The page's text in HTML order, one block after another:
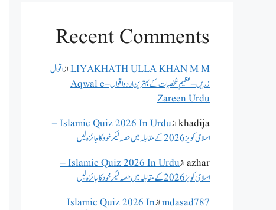
Recent Comments
LIYAKHATH ULLA KHAN M Mازاقوال
زریں – عظیم شخصیات کے بہترین اردو اقوال – Aqwal e
Zareen Urdu
khadijaاز
Islamic Quiz 2026 In Urdu –
اسلامی کویز 2026 کے مقابلہ میں حصہ لیکر خود کا جائزہ لیں
azharاز
Islamic Quiz 2026 In Urdu –
اسلامی کویز 2026 کے مقابلہ میں حصہ لیکر خود کا جائزہ لیں
mdasad787ازIslamic Quiz 2026 In